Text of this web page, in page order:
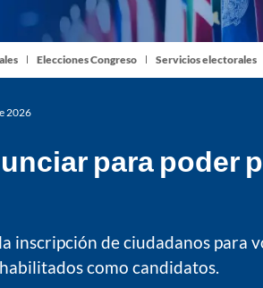
Elecciones Congreso Servicios electorales
2026
para poder
inscripción de ciudadanos para
como candidatos.